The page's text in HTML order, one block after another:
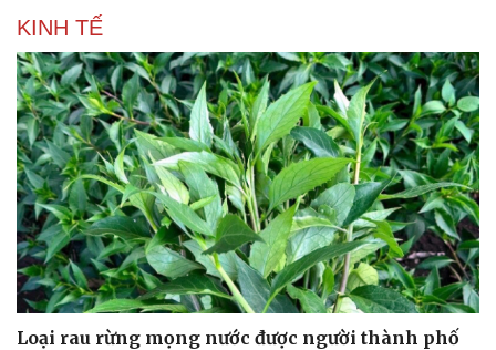
KINH TẾ
Loại rau rừng mọng nước được người thành phố